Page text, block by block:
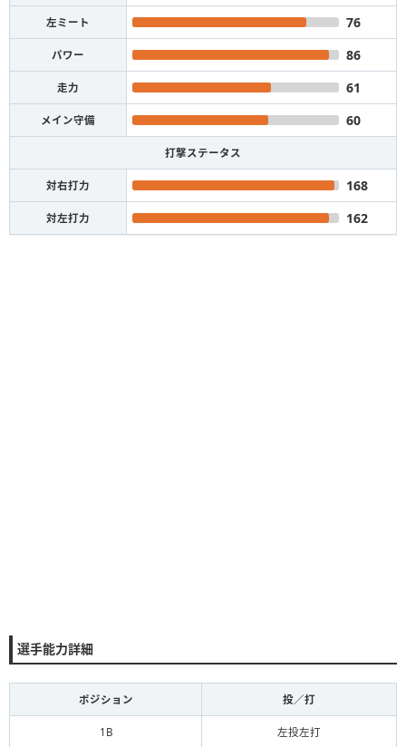
左ミート 76
パワー 86
走力 61
メイン守備 60
打撃ステータス
対右打力 168
対左打力 162
選手能力詳細
ポジション 投／打
1B 左投左打